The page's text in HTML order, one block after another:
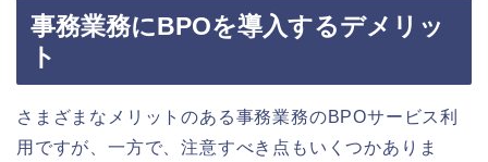
事務業務にBPOを導入するデメリッ
ト
さまざまなメリットのある事務業務のBPOサービス利
用ですが、一方で、注意すべき点もいくつかありま